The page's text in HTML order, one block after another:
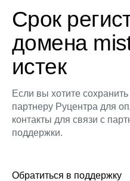
Срок
домена
истек
Если вы хотите
партнеру Руцентра для
контакты для связи с
поддержки.
Обратиться в поддержку